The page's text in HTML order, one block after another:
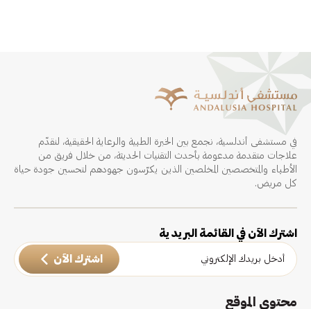
في مستشفى أندلسية، نجمع بين الخبرة الطبية والرعاية الحقيقية، لنقدّم
علاجات متقدمة مدعومة بأحدث التقنيات الحديثة، من خلال فريق من
الأطباء والمتخصصين المخلصين الذين يكرّسون جهودهم لتحسين جودة حياة
كل مريض.
اشترك الآن في القائمة البريدية
اشترك الآن
محتوى الموقع